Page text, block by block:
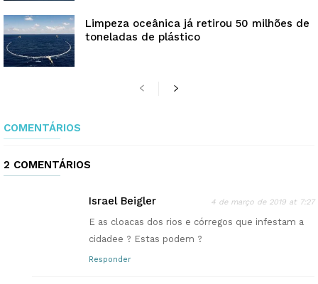
Limpeza oceânica já retirou 50 milhões de
toneladas de plástico
COMENTÁRIOS
2 COMENTÁRIOS
Israel Beigler 4 de março de 2019 at 7:27
E as cloacas dos rios e córregos que infestam a
cidadee ? Estas podem ?
Responder